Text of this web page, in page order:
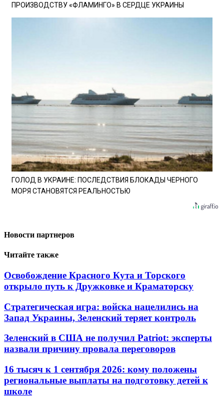
ПРОИЗВОДСТВУ «ФЛАМИНГО» В СЕРДЦЕ УКРАИНЫ
ГОЛОД В УКРАИНЕ: ПОСЛЕДСТВИЯ БЛОКАДЫ ЧЕРНОГО
МОРЯ СТАНОВЯТСЯ РЕАЛЬНОСТЬЮ
Новости партнеров
Читайте также
Освобождение Красного Кута и Торского
открыло путь к Дружковке и Краматорску
Стратегическая игра: войска нацелились на
Запад Украины, Зеленский теряет контроль
Зеленский в США не получил Patriot: эксперты
назвали причину провала переговоров
16 тысяч к 1 сентября 2026: кому положены
региональные выплаты на подготовку детей к
школе